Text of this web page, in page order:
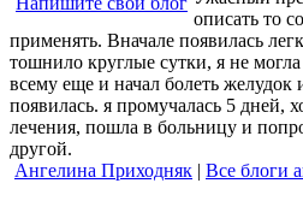
описать то
применять. Вначале появилась
тошнило круглые сутки, я не
всему еще и начал болеть
появилась. я промучалась 5 дней,
лечения, пошла в больницу и
другой.
Ангелина Приходняк | Все блоги